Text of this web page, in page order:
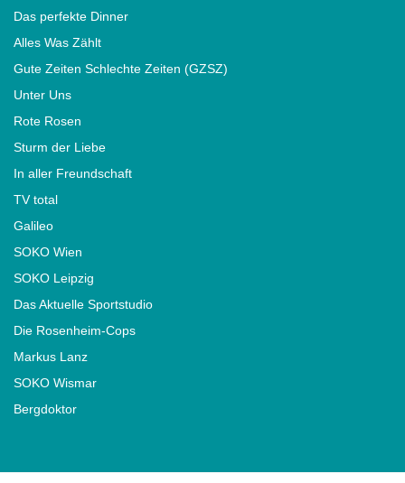
Das perfekte Dinner
Alles Was Zählt
Gute Zeiten Schlechte Zeiten (GZSZ)
Unter Uns
Rote Rosen
Sturm der Liebe
In aller Freundschaft
TV total
Galileo
SOKO Wien
SOKO Leipzig
Das Aktuelle Sportstudio
Die Rosenheim-Cops
Markus Lanz
SOKO Wismar
Bergdoktor